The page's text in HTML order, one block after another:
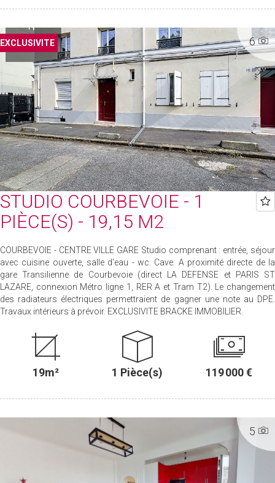
6
EXCLUSIF
EXCLUSIVITE
STUDIO COURBEVOIE - 1
PIÈCE(S) - 19,15 M2
COURBEVOIE - CENTRE VILLE GARE Studio comprenant : entrée, séjour
avec cuisine ouverte, salle d'eau - wc. Cave. A proximité directe de la
gare Transilienne de Courbevoie (direct LA DEFENSE et PARIS ST
LAZARE, connexion Métro ligne 1, RER A et Tram T2). Le changement
des radiateurs électriques permettraient de gagner une note au DPE.
Travaux intérieurs à prévoir. EXCLUSIVITE BRACKE IMMOBILIER.
19m² 1 Pièce(s) 119 000 €
5